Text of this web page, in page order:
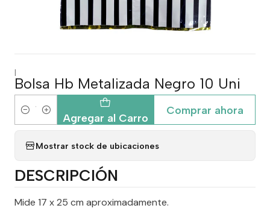
|
Bolsa Hb Metalizada Negro 10 Uni
Cantidad Agregar al Carro
Comprar ahora
Mostrar stock de ubicaciones
DESCRIPCIÓN
Mide 17 x 25 cm aproximadamente.